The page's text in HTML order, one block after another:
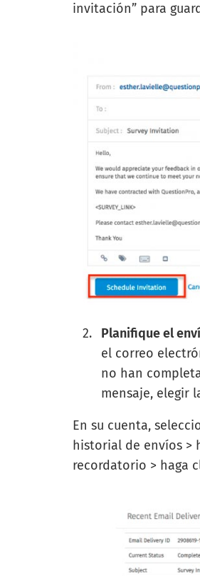
invitación” para
Planifique el
el correo
no han
mensaje, elegir
En su cuenta,
historial de envíos >
recordatorio > haga